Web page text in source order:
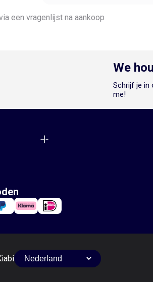
een vragenlijst na aankoop
We
Schrijf je in
me!